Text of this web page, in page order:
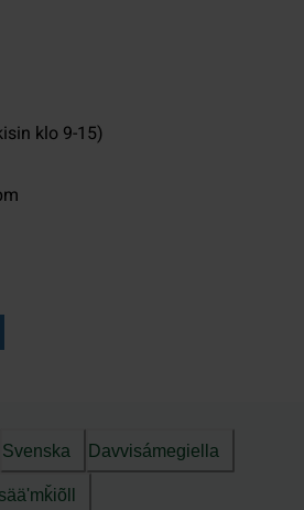
klo 9-15)
Svenska Davvisámegiella